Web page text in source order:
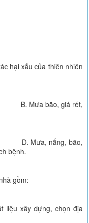
sản xuất.
hại xấu của thiên nhiên
Mưa bão, giá rét,
D. Mưa, nắng, bão,
bệnh.
gồm:
liệu xây dựng, chọn địa